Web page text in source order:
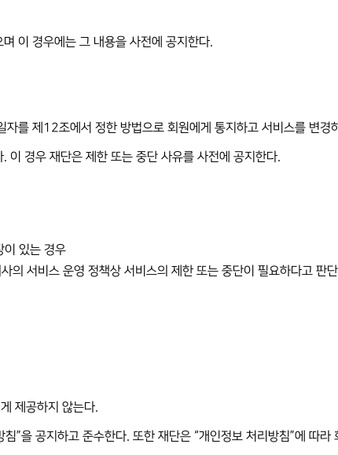
이 경우에는 그 내용을 사전에 공지한다.
를 제12조에서 정한 방법으로 회원에게 통지하고 서비스를 변경
이 경우 재단은 제한 또는 중단 사유를 사전에 공지한다.
이 있는 경우
서비스 운영 정책상 서비스의 제한 또는 중단이 필요하다고 판
제공하지 않는다.
”을 공지하고 준수한다. 또한 재단은 “개인정보 처리방침”에 따라